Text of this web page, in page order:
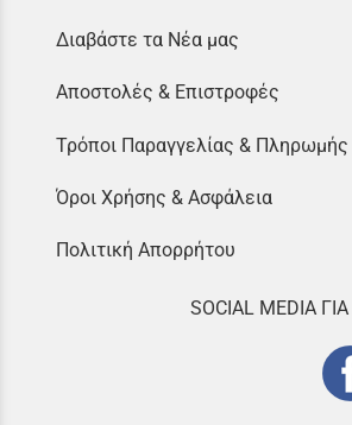
Διαβάστε τα Νέα μας
Αποστολές & Επιστροφές
Τρόποι Παραγγελίας & Πληρωμής
Όροι Χρήσης & Ασφάλεια
Πολιτική Απορρήτου
SOCIAL MEDIA ΓΙΑ